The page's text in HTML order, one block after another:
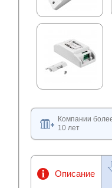
Компании
10 лет
Описание